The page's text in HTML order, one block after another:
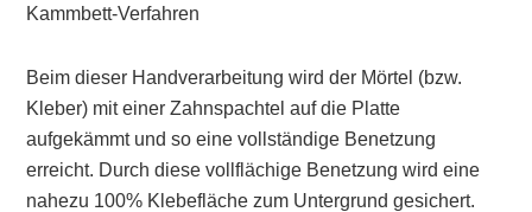
Kammbett-Verfahren
Beim dieser Handverarbeitung wird der Mörtel (bzw.
Kleber) mit einer Zahnspachtel auf die Platte
aufgekämmt und so eine vollständige Benetzung
erreicht. Durch diese vollflächige Benetzung wird eine
nahezu 100% Klebefläche zum Untergrund gesichert.